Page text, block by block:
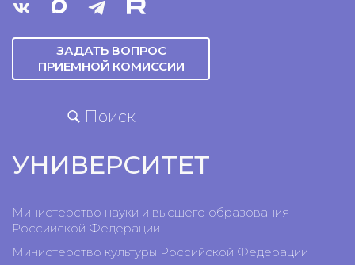
ЗАДАТЬ ВОПРОС
ПРИЕМНОЙ КОМИССИИ
Поиск
УНИВЕРСИТЕТ
Министерство науки и высшего образования
Российской Федерации
Министерство культуры Российской Федерации